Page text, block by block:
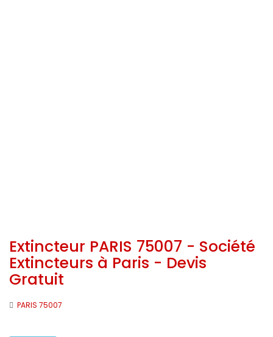
Extincteur PARIS 75007 - Société
Extincteurs à Paris - Devis
Gratuit
PARIS 75007